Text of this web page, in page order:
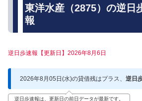
東洋水産（2875）の逆日
報
逆日歩速報【更新日】2026年8月6日
2026年8月05日(水)の貸借残はプラス、 逆日
逆日歩速報は、更新日の前日データが最新です。